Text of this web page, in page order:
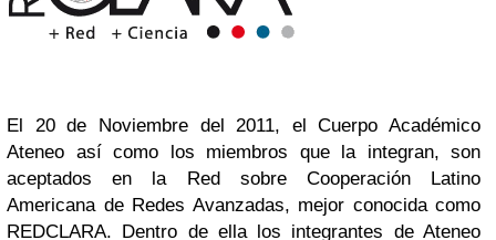
El 20 de Noviembre del 2011, el Cuerpo Académico
Ateneo así como los miembros que la integran, son
aceptados en la Red sobre Cooperación Latino
Americana de Redes Avanzadas, mejor conocida como
REDCLARA. Dentro de ella los integrantes de Ateneo